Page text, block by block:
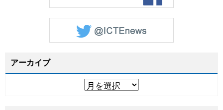
アーカイブ